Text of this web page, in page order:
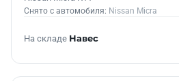
Снято с автомобиля: Nissan Micra
На складе Навес